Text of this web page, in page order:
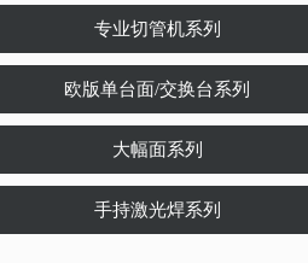
专业切管机系列
欧版单台面/交换台系列
大幅面系列
手持激光焊系列